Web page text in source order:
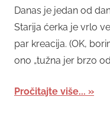
Danas je jedan od
Starija ćerka je vrlo
par kreacija. (OK,
ono „tužna jer brzo
Pročitajte više...